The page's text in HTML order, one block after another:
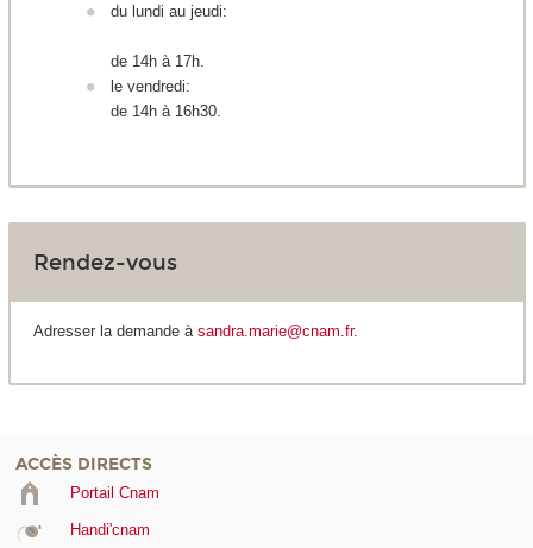
du lundi au jeudi:
de 14h à 17h.
le vendredi:
de 14h à 16h30.
Rendez-vous
Adresser la demande à sandra.marie@cnam.fr.
ACCÈS DIRECTS
Portail Cnam
Handi'cnam